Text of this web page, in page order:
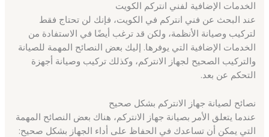
الخدمات الإضافية لفني انتركم الكويت
عند البحث عن فني انتركم في الكويت، فإنك لن تحتاج فقط
لتركيب وصيانة الأنظمة، ولكن قد ترغب أيضًا في الاستفادة من
الخدمات الإضافية التي يوفرها. إليك بعض النصائح المهمة للصيانة
والتركيب الصحيح لجهاز الانتركم، وكذلك تركيب وصيانة أجهزة
التحكم عن بعد.
نصائح لصيانة جهاز الانتركم بشكل صحيح
عندما يتعلق الأمر بصيانة جهاز الانتركم، هناك بعض النصائح المهمة
التي يمكن أن تساعدك في الحفاظ على أداء الجهاز بشكل صحيح: